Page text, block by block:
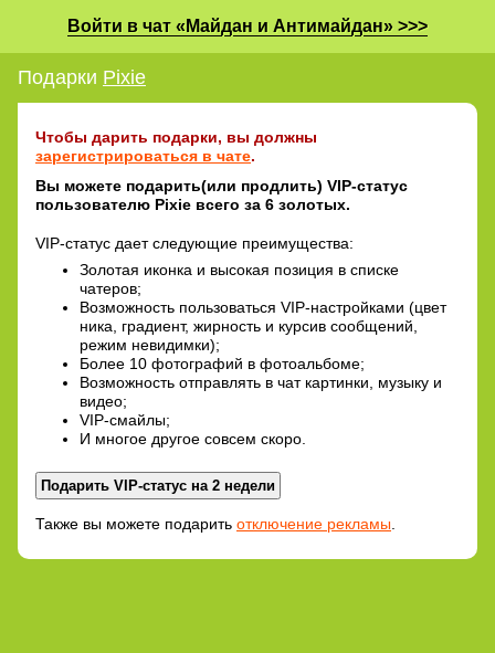
Войти в чат «Майдан и Антимайдан» >>>
Подарки Pixie
Чтобы дарить подарки, вы должны
зарегистрироваться в чате.
Вы можете подарить(или продлить) VIP-статус
пользователю Pixie всего за 6 золотых.
VIP-статус дает следующие преимущества:
Золотая иконка и высокая позиция в списке
чатеров;
Возможность пользоваться VIP-настройками (цвет
ника, градиент, жирность и курсив сообщений,
режим невидимки);
Более 10 фотографий в фотоальбоме;
Возможность отправлять в чат картинки, музыку и
видео;
VIP-смайлы;
И многое другое совсем скоро.
Также вы можете подарить отключение рекламы